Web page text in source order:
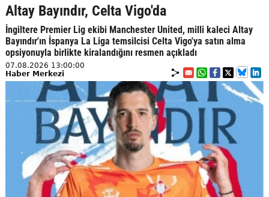
Altay Bayındır, Celta Vigo'da
İngiltere Premier Lig ekibi Manchester United, milli kaleci Altay
Bayındır'ın İspanya La Liga temsilcisi Celta Vigo'ya satın alma
opsiyonuyla birlikte kiralandığını resmen açıkladı
07.08.2026 13:00:00
Haber Merkezi